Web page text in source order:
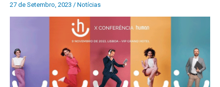
27 de Setembro, 2023 / Notícias